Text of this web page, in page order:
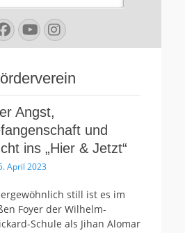
YouTube
Instagram
Angst,
und
ins „Hier & Jetzt“
April 2023
still ist es im
Foyer der Wilhelm-
Schule als Jihan Alomar